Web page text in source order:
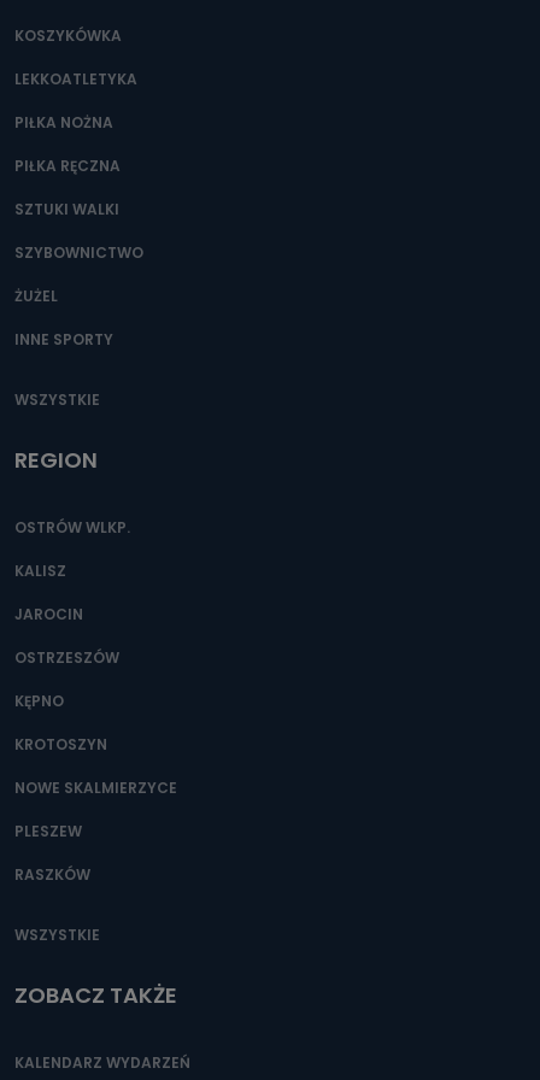
zostały przekazane w Państwa imieniu) lub dane osobowe,
szczególności: imię i nazwisko, adres e-mail, telefon
oraz partnerzy wspomagający administratora w jego
danych osobowych?
Można to zrobić pod numerem telefonu 62 735-51-05 lub
KOSZYKÓWKA
LEKKOATLETYKA
PIŁKA NOŻNA
PIŁKA RĘCZNA
SZTUKI WALKI
SZYBOWNICTWO
ŻUŻEL
INNE SPORTY
WSZYSTKIE
REGION
OSTRÓW WLKP.
KALISZ
JAROCIN
OSTRZESZÓW
KĘPNO
KROTOSZYN
NOWE SKALMIERZYCE
PLESZEW
RASZKÓW
WSZYSTKIE
ZOBACZ TAKŻE
KALENDARZ WYDARZEŃ